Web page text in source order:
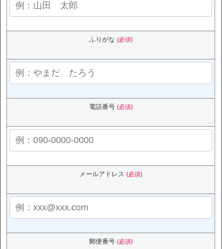
ふりがな (必須)
電話番号 (必須)
メールアドレス(必須)
郵便番号 (必須)